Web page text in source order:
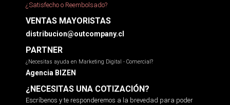
¿Satisfecho o Reembolsado?
VENTAS MAYORISTAS
distribucion@outcompany.cl
PARTNER
¿Necesitas ayuda en Marketing Digital - Comercial?
Agencia BIZEN
¿NECESITAS UNA COTIZACIÓN?
Escríbenos y te responderemos a la brevedad para poder